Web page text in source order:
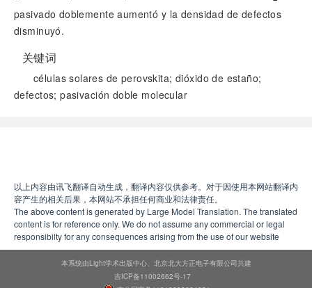
pasivado doblemente aumentó y la densidad de defectos
disminuyó.
关键词
células solares de perovskita; dióxido de estaño;
defectos; pasivación doble molecular
以上内容由讯飞翻译自动生成，翻译内容仅供参考。对于因使用本网站翻译内
容产生的相关后果，本网站不承担任何商业和法律责任。
The above content is generated by Large Model Translation. The translated
content is for reference only. We do not assume any commercial or legal
responsibilty for any consequences arising from the use of our website
本系统由Light学术出版中心、北京北大方正电子有限公司共建
吉ICP备11002662号-17